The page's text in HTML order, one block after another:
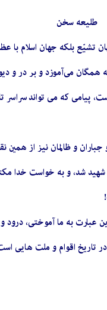
طلیعه سخن
بلکه جهان اسلام با
می‌آموزد و بر در و
كه می تواند سراسر
و ظالمان نيز از
شهيد شد، و به خواست
عبارت به ما آموختى،
اقوام و ملت هايى